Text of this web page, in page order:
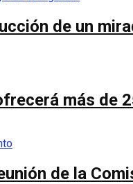
de un
más de
de la